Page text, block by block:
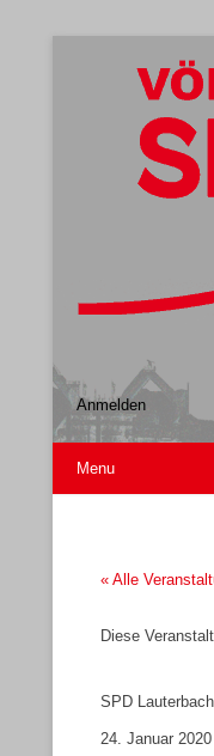
Anmelden
Menu
« Alle
Diese
SPD
24. Januar